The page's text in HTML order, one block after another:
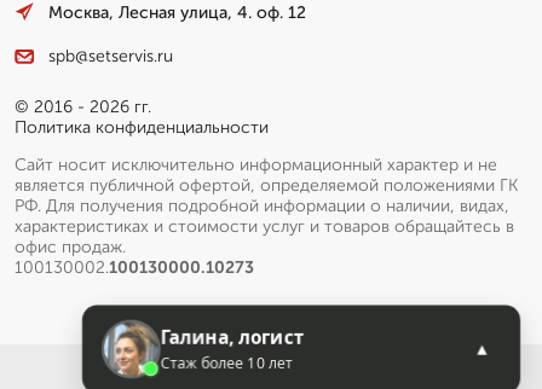
Москва, Лесная улица, 4. оф. 12
spb@setservis.ru
© 2016 - 2026 гг.
Политика конфиденциальности
Сайт носит исключительно информационный характер и не
является публичной офертой, определяемой положениями ГК
РФ. Для получения подробной информации о наличии, видах,
характеристиках и стоимости услуг и товаров обращайтесь в
офис продаж.
100130002.100130000.10273
Галина, логист
Стаж более 10 лет
▲